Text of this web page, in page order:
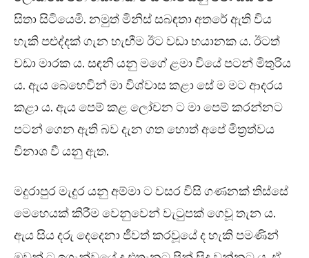
සිතා සිටියෙමි. නමුත් මිනිස් සබඳතා අතරේ ඇති විය
හැකි පළුද්දක් ගැන හැඟීම ඊට වඩා භයානක ය. ඊටත්
වඩා මාරක ය. සඳනි යනු මගේ ළමා වියේ පටන් මිතුරිය
ය. ඇය බෙහෙවින් මා විශ්වාස කළා සේ ම මට ආදරය
කළා ය. ඇය පෙම් කළ ලෝචන ට මා පෙම් කරන්නට
පටන් ගෙන ඇති බව දැන ගත හොත් අපේ මිත්‍රත්වය
විනාශ වී යනු ඇත.
මදුරාපුර මැදුර යනු අම්මා ට වසර විසි ගණනක් තිස්සේ
මෙහෙයක් කිරීම වෙනුවෙන් වැටුපක් ගෙවූ තැන ය.
ඇය සිය දරු දෙදෙනා ජීවත් කරවූයේ ද හැකි පමණින්